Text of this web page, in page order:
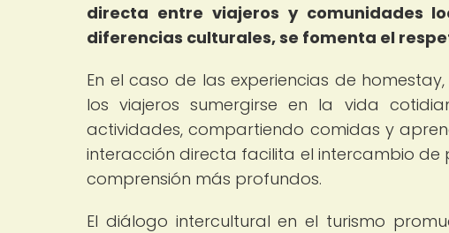
directa entre viajeros y comunidades
diferencias culturales, se fomenta el
En el caso de las experiencias de
los viajeros sumergirse en la vida
actividades, compartiendo comidas y
interacción directa facilita el intercambio
comprensión más profundos.
El diálogo intercultural en el turismo